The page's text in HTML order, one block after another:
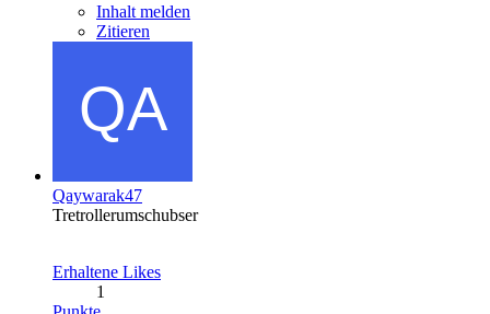
Inhalt melden
Zitieren
Qaywarak47
Tretrollerumschubser
Erhaltene Likes
1